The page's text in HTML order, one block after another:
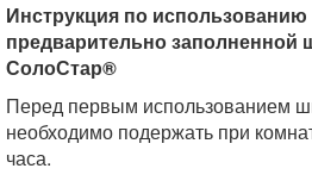
Инструкция по
предварительно заполненной
СолоСтар®
Перед первым использованием
необходимо подержать при
часа.